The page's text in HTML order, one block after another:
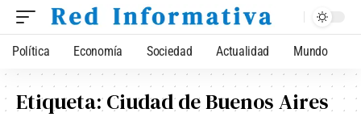
Política Economía Sociedad Actualidad Mundo
Etiqueta:Ciudad de Buenos Aires